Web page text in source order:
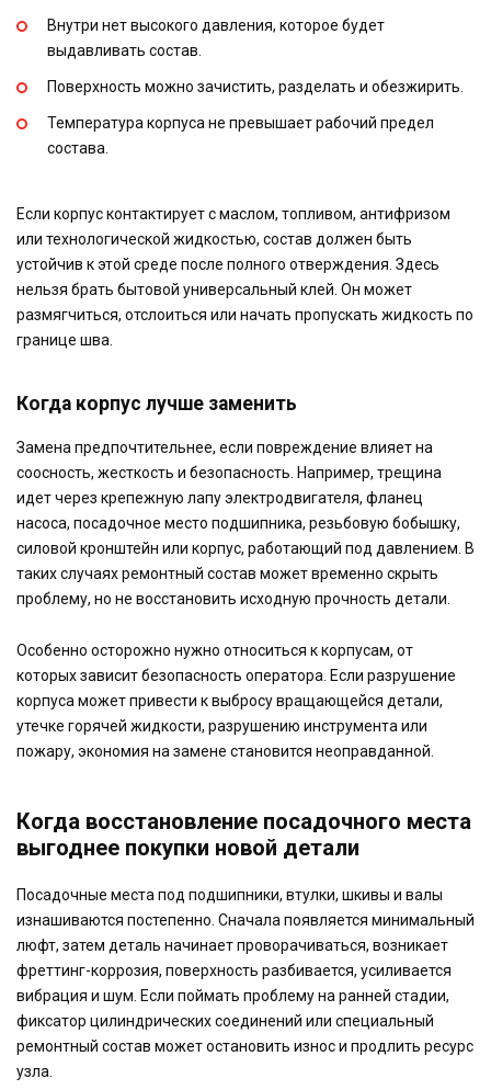
Внутри нет высокого давления, которое будет
выдавливать состав.
Поверхность можно зачистить, разделать и обезжирить.
Температура корпуса не превышает рабочий предел
состава.
Если корпус контактирует с маслом, топливом, антифризом
или технологической жидкостью, состав должен быть
устойчив к этой среде после полного отверждения. Здесь
нельзя брать бытовой универсальный клей. Он может
размягчиться, отслоиться или начать пропускать жидкость по
границе шва.
Когда корпус лучше заменить
Замена предпочтительнее, если повреждение влияет на
соосность, жесткость и безопасность. Например, трещина
идет через крепежную лапу электродвигателя, фланец
насоса, посадочное место подшипника, резьбовую бобышку,
силовой кронштейн или корпус, работающий под давлением. В
таких случаях ремонтный состав может временно скрыть
проблему, но не восстановить исходную прочность детали.
Особенно осторожно нужно относиться к корпусам, от
которых зависит безопасность оператора. Если разрушение
корпуса может привести к выбросу вращающейся детали,
утечке горячей жидкости, разрушению инструмента или
пожару, экономия на замене становится неоправданной.
Когда восстановление посадочного места
выгоднее покупки новой детали
Посадочные места под подшипники, втулки, шкивы и валы
изнашиваются постепенно. Сначала появляется минимальный
люфт, затем деталь начинает проворачиваться, возникает
фреттинг-коррозия, поверхность разбивается, усиливается
вибрация и шум. Если поймать проблему на ранней стадии,
фиксатор цилиндрических соединений или специальный
ремонтный состав может остановить износ и продлить ресурс
узла.